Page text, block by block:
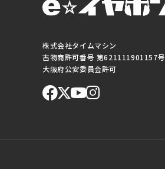
株式会社タイムマシン
古物商許可番号 第621111901157号
大阪府公安委員会許可